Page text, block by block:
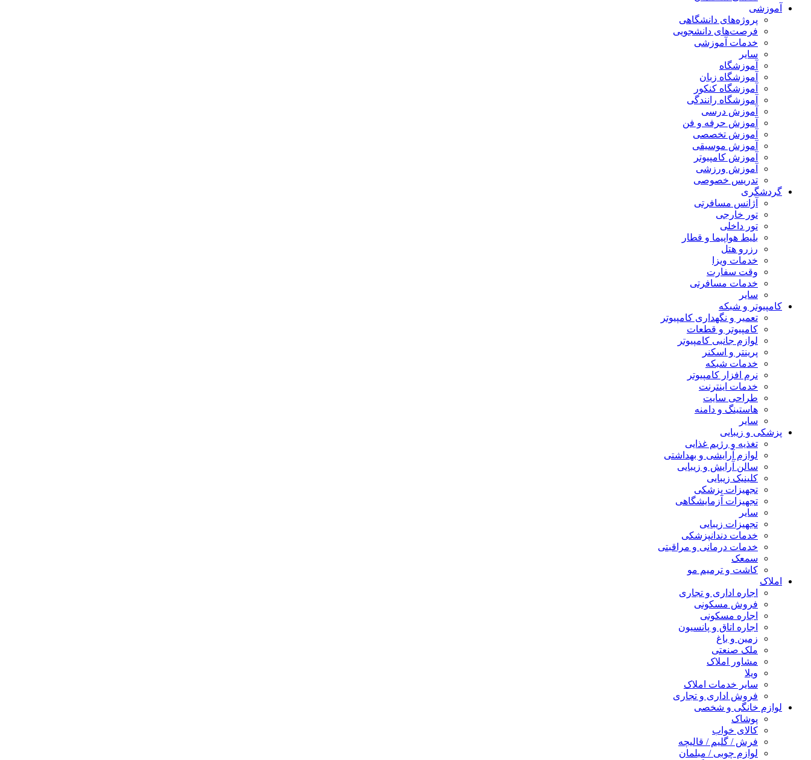
آموزشی
پروژه‌های دانشگاهی
فرصت‌های دانشجویی
خدمات آموزشی
سایر
آموزشگاه
آموزشگاه زبان
آموزشگاه کنکور
آموزشگاه رانندگی
آموزش درسی
آموزش حرفه و فن
آموزش تخصصی
آموزش موسیقی
آموزش کامپیوتر
آموزش ورزشی
تدریس خصوصی
گردشگری
آژانس مسافرتی
تور خارجی
تور داخلی
بلیط هواپیما و قطار
رزرو هتل
خدمات ویزا
وقت سفارت
خدمات مسافرتی
سایر
کامپیوتر و شبکه
تعمیر و نگهداری کامپیوتر
کامپیوتر و قطعات
لوازم جانبی کامپیوتر
پرینتر و اسکنر
خدمات شبکه
نرم افزار کامپیوتر
خدمات اینترنت
طراحی سایت
هاستینگ و دامنه
سایر
پزشکی و زیبایی
تغذیه و رژیم غذایی
لوازم آرایشی و بهداشتی
سالن آرایش و زیبایی
کلینیک زیبایی
تجهیزات پزشکی
تجهیزات آزمایشگاهی
سایر
تجهیزات زیبایی
خدمات دندانپزشکی
خدمات درمانی و مراقبتی
سمعک
کاشت و ترمیم مو
املاک
اجاره اداری و تجاری
فروش مسکونی
اجاره مسکونی
اجاره اتاق و پانسیون
زمین و باغ
ملک صنعتی
مشاور املاک
ویلا
سایر خدمات املاک
فروش اداری و تجاری
لوازم خانگی و شخصی
پوشاک
کالای خواب
فرش / گلیم / قالیچه
لوازم چوبی / مبلمان